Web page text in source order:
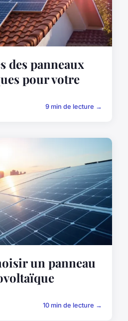
des panneaux
pour votre
9 min de lecture →
un panneau
10 min de lecture →